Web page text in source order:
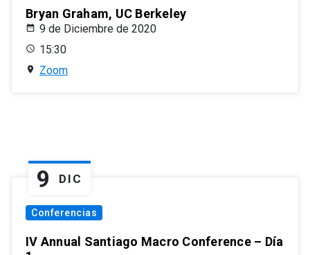
Bryan Graham, UC Berkeley
9 de Diciembre de 2020
15:30
Zoom
9 DIC
Conferencias
IV Annual Santiago Macro Conference – Día